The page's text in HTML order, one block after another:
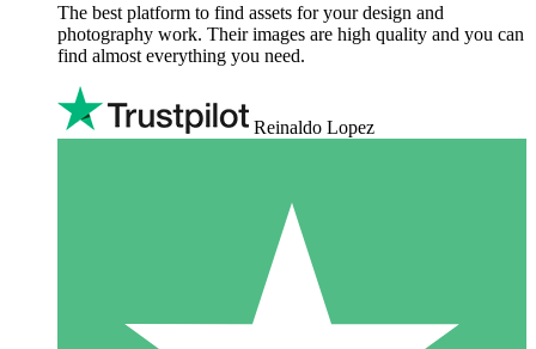
The best platform to find assets for your design and
photography work. Their images are high quality and you can
find almost everything you need.
Reinaldo Lopez